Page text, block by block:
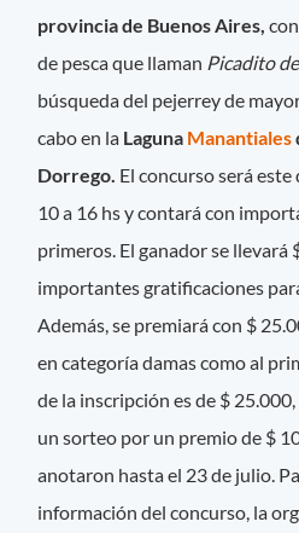
provincia de Buenos Aires,
de pesca que llaman Picadito
búsqueda del pejerrey de
cabo en la Laguna Manantiales
Dorrego. El concurso será
10 a 16 hs y contará con
primeros. El ganador se llevará
importantes gratificaciones
Además, se premiará con $
en categoría damas como al
de la inscripción es de $
un sorteo por un premio de $
anotaron hasta el 23 de julio.
información del concurso, la